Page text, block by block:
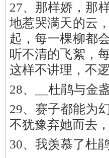
27、那样娇，那
地惹哭满天的云
起，每一棵柳都
听不清的飞絮，
这样不讲理，不
28、__杜鹃与金
29、赛子都能为
不犹豫弃她而去
30、我羡慕了杜